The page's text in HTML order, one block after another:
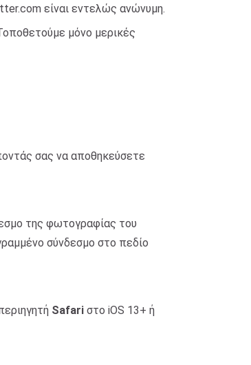
είναι εντελώς ανώνυμη.
μόνο μερικές
σας να αποθηκεύσετε
της φωτογραφίας του
σύνδεσμο στο πεδίο
Safari στο iOS 13+ ή